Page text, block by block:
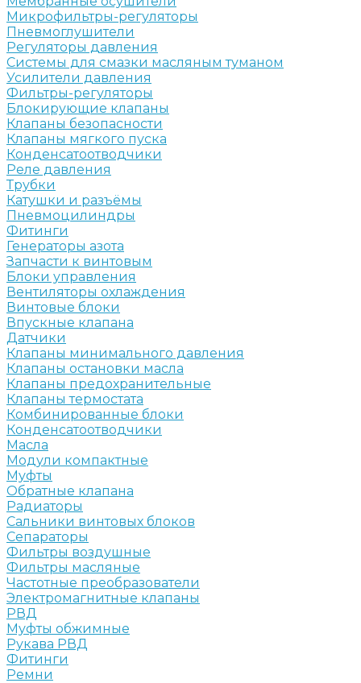
Микрофильтры-регуляторы
Пневмоглушители
Регуляторы давления
Системы для смазки масляным туманом
Усилители давления
Фильтры-регуляторы
Блокирующие клапаны
Клапаны безопасности
Клапаны мягкого пуска
Конденсатоотводчики
Реле давления
Трубки
Катушки и разъёмы
Пневмоцилиндры
Фитинги
Генераторы азота
Запчасти к винтовым
Блоки управления
Вентиляторы охлаждения
Винтовые блоки
Впускные клапана
Датчики
Клапаны минимального давления
Клапаны остановки масла
Клапаны предохранительные
Клапаны термостата
Комбинированные блоки
Конденсатоотводчики
Масла
Модули компактные
Муфты
Обратные клапана
Радиаторы
Сальники винтовых блоков
Сепараторы
Фильтры воздушные
Фильтры масляные
Частотные преобразователи
Электромагнитные клапаны
РВД
Муфты обжимные
Рукава РВД
Фитинги
Ремни